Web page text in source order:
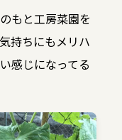
もと工房菜園を
持ちにもメリハ
感じになってる